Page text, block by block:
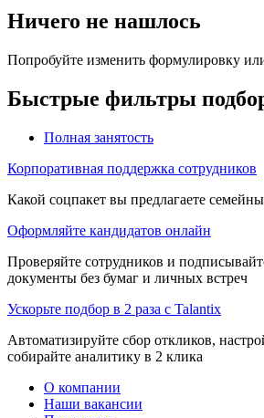
Ничего не нашлось
Попробуйте изменить формулировку
Быстрые фильтры
Полная занятость
Корпоративная поддержка сотрудников
Какой соцпакет вы предлагаете
Оформляйте кандидатов онлайн
Проверяйте сотрудников и
документы без бумаг и личных встреч
Ускорьте подбор в 2 раза с Talantix
Автоматизируйте сбор откликов,
собирайте аналитику в 2 клика
О компании
Наши вакансии